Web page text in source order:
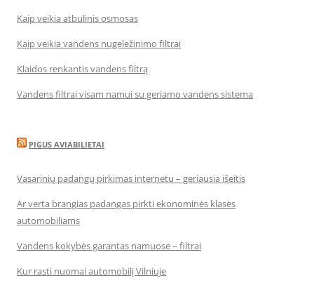
Kaip veikia atbulinis osmosas
Kaip veikia vandens nugeležinimo filtrai
Klaidos renkantis vandens filtrą
Vandens filtrai visam namui su geriamo vandens sistema
PIGUS AVIABILIETAI
Vasarinių padangų pirkimas internetu – geriausia išeitis
Ar verta brangias padangas pirkti ekonominės klasės
automobiliams
Vandens kokybės garantas namuose – filtrai
Kur rasti nuomai automobilį Vilniuje